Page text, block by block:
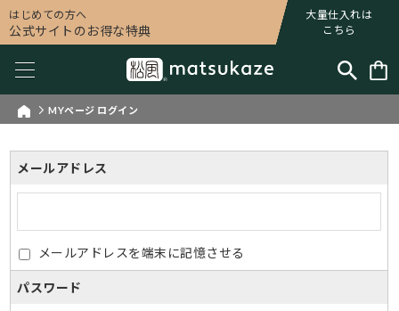
はじめての方へ
公式サイトのお得な特典
大量仕入れは
こちら
MYページ ログイン
メールアドレス
メールアドレスを端末に記憶させる
パスワード